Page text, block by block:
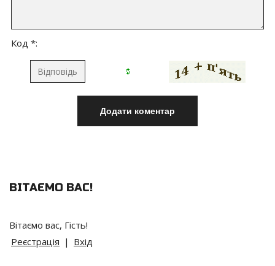
Код *:
ВІТАЄМО ВАС!
Вітаємо вас, Гість!
Реєстрація | Вхід